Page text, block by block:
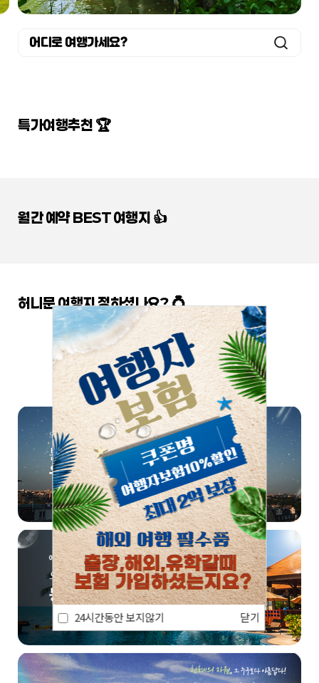
24시간동안 보지않기 닫기
어디로 여행가세요?
특가여행추천 🏆
월간 예약 BEST 여행지 👍
허니문 여행지 정하셨나요? 💍
쏠쏠한 정보, 한번 더! 📣